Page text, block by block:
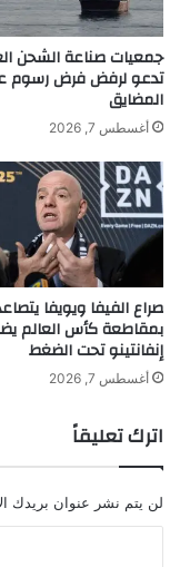
لحكومة دبي
إجازة الجمعة
رأس
ا
ت
د
ا
ت
ه
ا
ف
ب
ي
ع
ي
د
م
ي
ا
د
ه
ا
جمعيات صناعة الشحن
تدعو لرفض فرض رسوم
المضايق
أغسطس 7, 2026
صراع الفيفا ويويفا
بمقاطعة كأس العالم
إنفانتينو تحت الضغط
أغسطس 7, 2026
اترك تعليقاً
لن يتم نشر عنوان بريدك